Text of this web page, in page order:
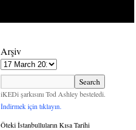
Arşiv
iKEDi şarkısını Tod Ashley besteledi.
İndirmek için tıklayın.
Öteki İstanbulluların Kısa Tarihi